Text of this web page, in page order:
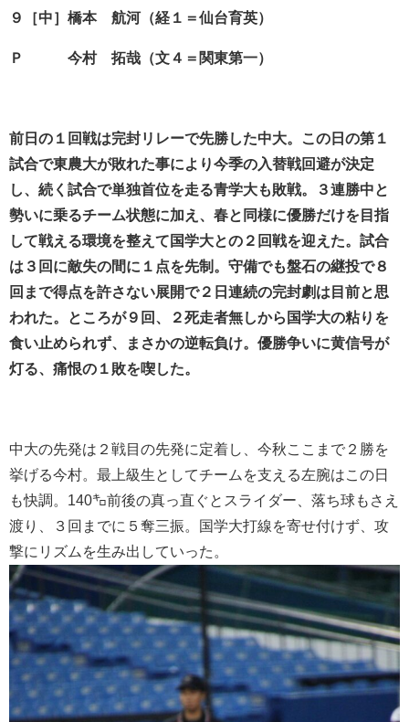
９［中］橋本 航河（経１＝仙台育英）
Ｐ 今村 拓哉（文４＝関東第一）
前日の１回戦は完封リレーで先勝した中大。この日の第１
試合で東農大が敗れた事により今季の入替戦回避が決定
し、続く試合で単独首位を走る青学大も敗戦。３連勝中と
勢いに乗るチーム状態に加え、春と同様に優勝だけを目指
して戦える環境を整えて国学大との２回戦を迎えた。試合
は３回に敵失の間に１点を先制。守備でも盤石の継投で８
回まで得点を許さない展開で２日連続の完封劇は目前と思
われた。ところが９回、２死走者無しから国学大の粘りを
食い止められず、まさかの逆転負け。優勝争いに黄信号が
灯る、痛恨の１敗を喫した。
中大の先発は２戦目の先発に定着し、今秋ここまで２勝を
挙げる今村。最上級生としてチームを支える左腕はこの日
も快調。140㌔前後の真っ直ぐとスライダー、落ち球もさえ
渡り、３回までに５奪三振。国学大打線を寄せ付けず、攻
撃にリズムを生み出していった。